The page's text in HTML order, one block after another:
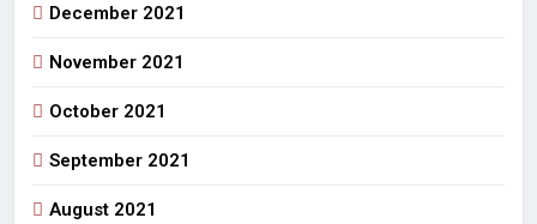
December 2021
November 2021
October 2021
September 2021
August 2021